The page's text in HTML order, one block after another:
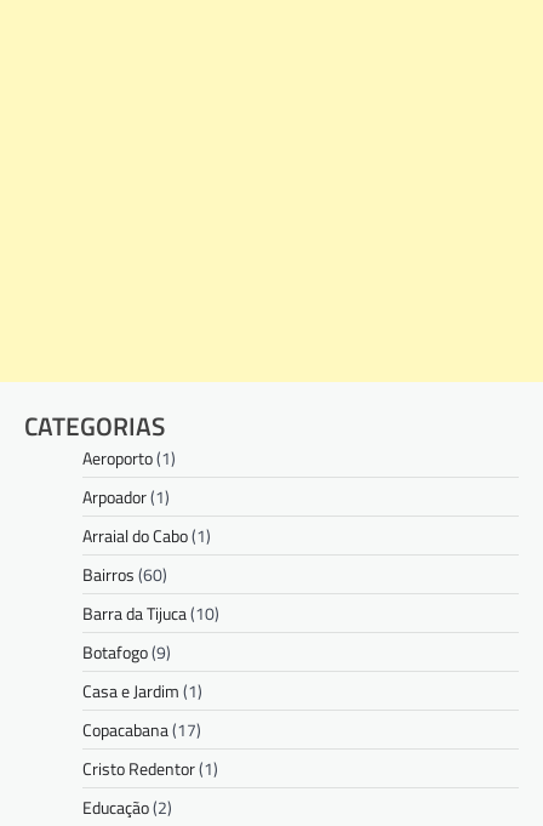
CATEGORIAS
Aeroporto(1)
Arpoador(1)
Arraial do Cabo(1)
Bairros(60)
Barra da Tijuca(10)
Botafogo(9)
Casa e Jardim(1)
Copacabana(17)
Cristo Redentor(1)
Educação(2)